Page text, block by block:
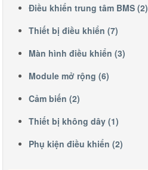
Điều khiển trung tâm BMS (2)
Thiết bị điều khiển (7)
Màn hình điều khiển (3)
Module mở rộng (6)
Cảm biến (2)
Thiết bị không dây (1)
Phụ kiện điều khiển (2)